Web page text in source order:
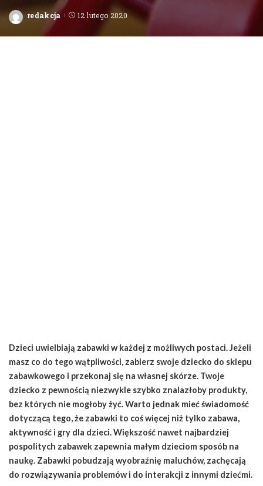
Posted
redakcja 12 lutego 2020
Dzieci uwielbiają zabawki w każdej z możliwych postaci. Jeżeli
masz co do tego wątpliwości, zabierz swoje dziecko do sklepu
zabawkowego i przekonaj się na własnej skórze. Twoje
dziecko z pewnością niezwykle szybko znalazłoby produkty,
bez których nie mogłoby żyć. Warto jednak mieć świadomość
dotyczącą tego, że zabawki to coś więcej niż tylko zabawa,
aktywność i gry dla dzieci. Większość nawet najbardziej
pospolitych zabawek zapewnia małym dzieciom sposób na
naukę. Zabawki pobudzają wyobraźnię maluchów, zachęcają
do rozwiązywania problemów i do interakcji z innymi dziećmi.